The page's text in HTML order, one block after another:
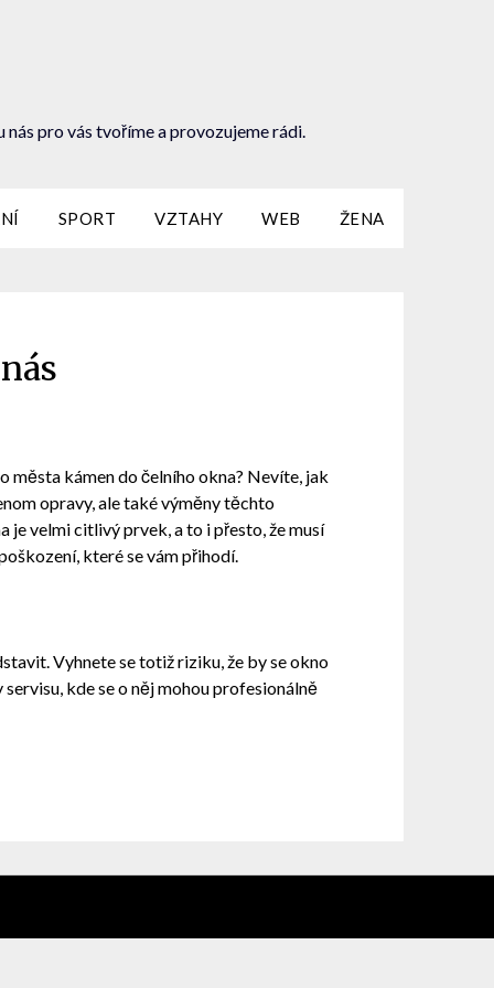
pro vás tvoříme a provozujeme rádi.
SPORT VZTAHY WEB ŽENA
města kámen do čelního okna? Nevíte, jak
opravy, ale také výměny těchto
je velmi citlivý prvek, a to i přesto, že musí
které se vám přihodí.
Vyhnete se totiž riziku, že by se okno
kde se o něj mohou profesionálně